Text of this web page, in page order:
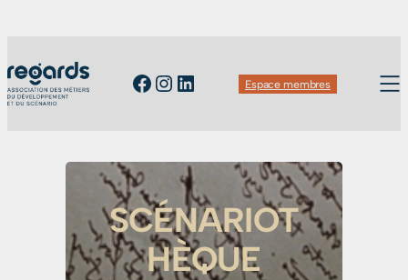
Facebook
Instagram
LinkedInEspace membres
SCÉNARIOT
HÈQUE